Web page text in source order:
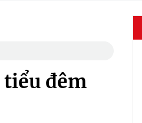
đêm